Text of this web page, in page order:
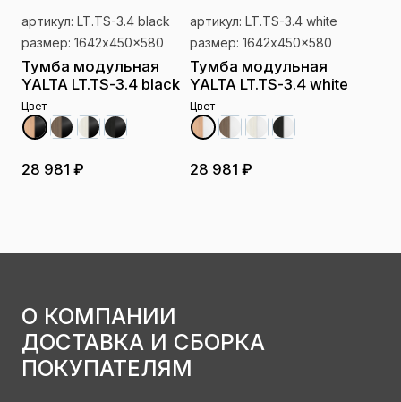
артикул: LT.TS-3.4 black
размер: 1642x450x580
Тумба модульная
YALTA LT.TS-3.4 black
Цвет
28 981 ₽
артикул: LT.TS-3.4 white
размер: 1642x450x580
Тумба модульная
YALTA LT.TS-3.4 white
Цвет
28 981 ₽
О КОМПАНИИ
ДОСТАВКА И СБОРКА
ПОКУПАТЕЛЯМ